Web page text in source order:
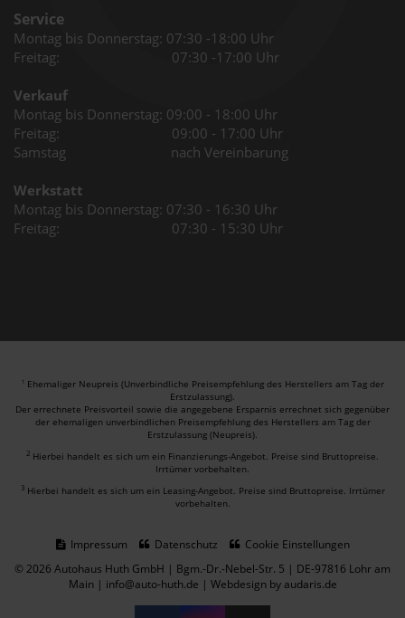
Service
Montag bis Donnerstag: 07:30 -18:00 Uhr
Freitag: 07:30 -17:00 Uhr
Verkauf
Montag bis Donnerstag: 09:00 - 18:00 Uhr
Freitag: 09:00 - 17:00 Uhr
Samstag nach Vereinbarung
Werkstatt
Montag bis Donnerstag: 07:30 - 16:30 Uhr
Freitag: 07:30 - 15:30 Uhr
1 Ehemaliger Neupreis (Unverbindliche Preisempfehlung des Herstellers am Tag der
Erstzulassung).
Der errechnete Preisvorteil sowie die angegebene Ersparnis errechnet sich gegenüber
der ehemaligen unverbindlichen Preisempfehlung des Herstellers am Tag der
Erstzulassung (Neupreis).
2 Hierbei handelt es sich um ein Finanzierungs-Angebot. Preise sind Bruttopreise.
Irrtümer vorbehalten.
3 Hierbei handelt es sich um ein Leasing-Angebot. Preise sind Bruttopreise. Irrtümer
vorbehalten.
Impressum Datenschutz
Cookie Einstellungen
© 2026 Autohaus Huth GmbH | Bgm.-Dr.-Nebel-Str. 5 | DE-97816 Lohr am
Main | info@auto-huth.de | Webdesign by audaris.de